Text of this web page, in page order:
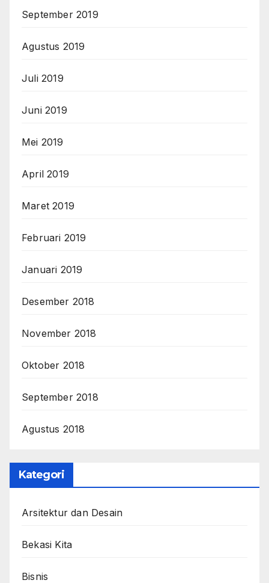
September 2019
Agustus 2019
Juli 2019
Juni 2019
Mei 2019
April 2019
Maret 2019
Februari 2019
Januari 2019
Desember 2018
November 2018
Oktober 2018
September 2018
Agustus 2018
Kategori
Arsitektur dan Desain
Bekasi Kita
Bisnis